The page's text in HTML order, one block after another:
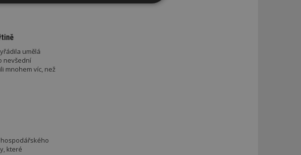
umělá
nevšední
mnohem víc, než
které
Funkční
Nezařazené
cookie je nastaven tak, aby informoval
zda je tento návštěvník zahrnut do